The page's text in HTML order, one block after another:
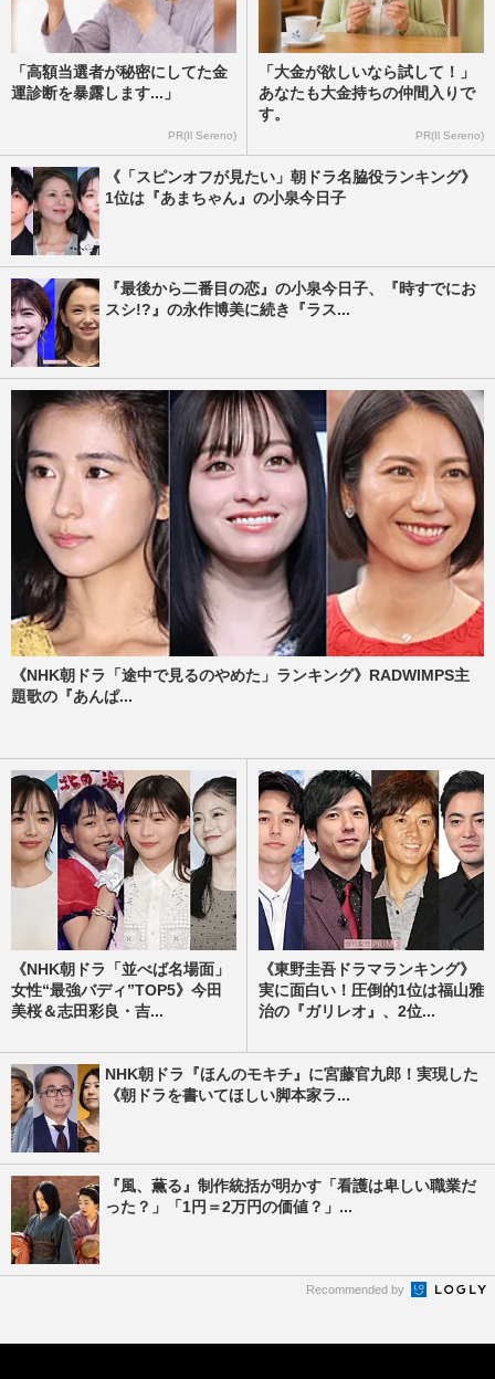
「高額当選者が秘密にしてた金
運診断を暴露します...」
PR(Il Sereno)
「大金が欲しいなら試して！」
あなたも大金持ちの仲間入りで
す。
PR(Il Sereno)
《「スピンオフが見たい」朝ドラ名脇役ランキング》
1位は『あまちゃん』の小泉今日子
『最後から二番目の恋』の小泉今日子、『時すでにお
スシ!?』の永作博美に続き『ラス...
《NHK朝ドラ「途中で見るのやめた」ランキング》RADWIMPS主
題歌の『あんぱ...
《NHK朝ドラ「並べば名場面」
女性“最強バディ”TOP5》今田
美桜＆志田彩良・吉...
《東野圭吾ドラマランキング》
実に面白い！圧倒的1位は福山雅
治の『ガリレオ』、2位...
NHK朝ドラ『ほんのモキチ』に宮藤官九郎！実現した
《朝ドラを書いてほしい脚本家ラ...
『風、薫る』制作統括が明かす「看護は卑しい職業だ
った？」「1円＝2万円の価値？」...
Recommended by